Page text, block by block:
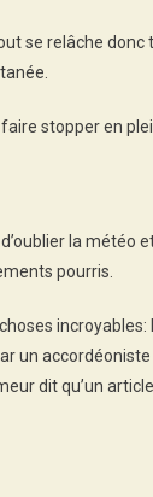
se relâche donc
stopper en
la météo
pourris.
un accordéoniste
dit qu’un